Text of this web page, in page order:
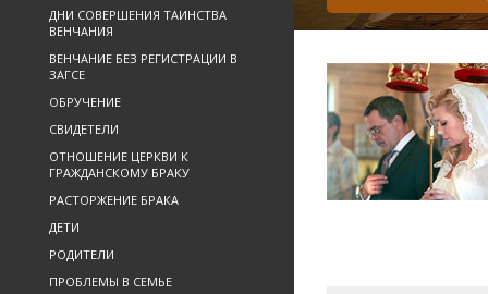
ДНИ СОВЕРШЕНИЯ ТАИНСТВА
ВЕНЧАНИЯ
ВЕНЧАНИЕ БЕЗ РЕГИСТРАЦИИ В
ЗАГСЕ
ОБРУЧЕНИЕ
СВИДЕТЕЛИ
ОТНОШЕНИЕ ЦЕРКВИ К
ГРАЖДАНСКОМУ БРАКУ
РАСТОРЖЕНИЕ БРАКА
ДЕТИ
РОДИТЕЛИ
ПРОБЛЕМЫ В СЕМЬЕ